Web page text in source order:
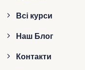
Всі курси
Наш Блог
Контакти